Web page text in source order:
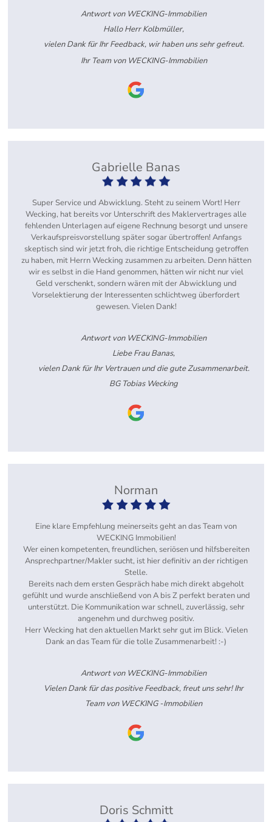
Antwort von WECKING-Immobilien
Hallo Herr Kolbmüller,
vielen Dank für Ihr Feedback, wir haben uns sehr gefreut.
Ihr Team von WECKING-Immobilien
Gabrielle Banas
Super Service und Abwicklung. Steht zu seinem Wort! Herr
Wecking, hat bereits vor Unterschrift des Maklervertrages alle
fehlenden Unterlagen auf eigene Rechnung besorgt und unsere
Verkaufspreisvorstellung später sogar übertroffen! Anfangs
skeptisch sind wir jetzt froh, die richtige Entscheidung getroffen
zu haben, mit Herrn Wecking zusammen zu arbeiten. Denn hätten
wir es selbst in die Hand genommen, hätten wir nicht nur viel
Geld verschenkt, sondern wären mit der Abwicklung und
Vorselektierung der Interessenten schlichtweg überfordert
gewesen. Vielen Dank!
Antwort von WECKING-Immobilien
Liebe Frau Banas,
vielen Dank für Ihr Vertrauen und die gute Zusammenarbeit.
BG Tobias Wecking
Norman
Eine klare Empfehlung meinerseits geht an das Team von
WECKING Immobilien!
Wer einen kompetenten, freundlichen, seriösen und hilfsbereiten
Ansprechpartner/Makler sucht, ist hier definitiv an der richtigen
Stelle.
Bereits nach dem ersten Gespräch habe mich direkt abgeholt
gefühlt und wurde anschließend von A bis Z perfekt beraten und
unterstützt. Die Kommunikation war schnell, zuverlässig, sehr
angenehm und durchweg positiv.
Herr Wecking hat den aktuellen Markt sehr gut im Blick. Vielen
Dank an das Team für die tolle Zusammenarbeit! :-)
Antwort von WECKING-Immobilien
Vielen Dank für das positive Feedback, freut uns sehr! Ihr
Team von WECKING -Immobilien
Doris Schmitt